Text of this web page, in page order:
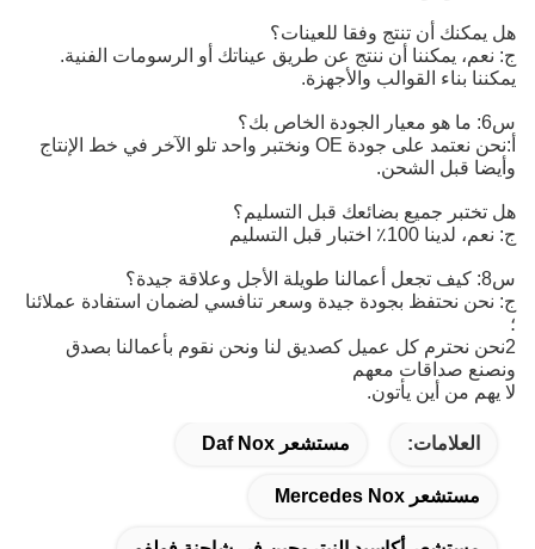
هل يمكنك أن تنتج وفقا للعينات؟
ج: نعم، يمكننا أن ننتج عن طريق عيناتك أو الرسومات الفنية.
يمكننا بناء القوالب والأجهزة.
س6: ما هو معيار الجودة الخاص بك؟
أ:
نحن نعتمد على جودة OE ونختبر واحد تلو الآخر في خط الإنتاج
وأيضا قبل الشحن.
هل تختبر جميع بضائعك قبل التسليم؟
ج: نعم، لدينا 100٪ اختبار قبل التسليم
س8: كيف تجعل أعمالنا طويلة الأجل وعلاقة جيدة؟
ج: نحن نحتفظ بجودة جيدة وسعر تنافسي لضمان استفادة عملائنا
؛
2نحن نحترم كل عميل كصديق لنا ونحن نقوم بأعمالنا بصدق
ونصنع صداقات معهم
لا يهم من أين يأتون.
العلامات: مستشعر Daf Nox
مستشعر Mercedes Nox